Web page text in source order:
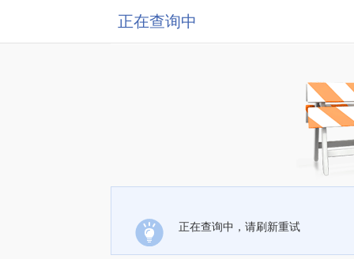
正在查询中
正在查询中，请刷新重试